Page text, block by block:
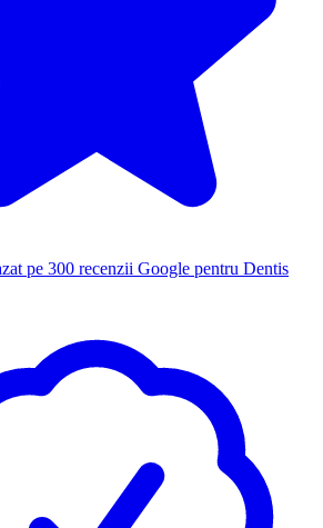
pe 300 recenzii Google pentru Dentis